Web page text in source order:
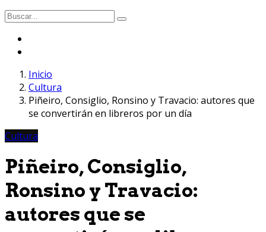
Inicio
Cultura
Piñeiro, Consiglio, Ronsino y Travacio: autores que
se convertirán en libreros por un día
Cultura
Piñeiro, Consiglio,
Ronsino y Travacio:
autores que se